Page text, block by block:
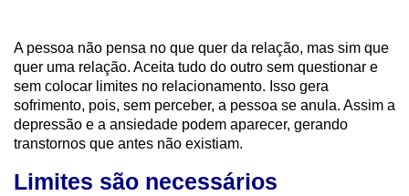
A pessoa não pensa no que quer da relação, mas sim que
quer uma relação. Aceita tudo do outro sem questionar e
sem colocar limites no relacionamento. Isso gera
sofrimento, pois, sem perceber, a pessoa se anula. Assim a
depressão e a ansiedade podem aparecer, gerando
transtornos que antes não existiam.
Limites são necessários